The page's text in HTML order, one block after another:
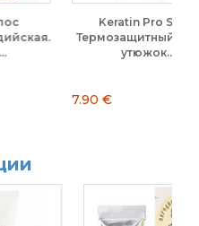
Keratin Pro Style.
Термозащитный спрей-